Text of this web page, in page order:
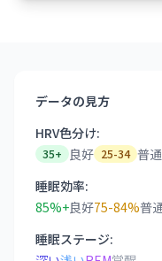
データの見方
HRV色分け:
35+ 良好 25-34 普通
睡眠効率:
85%+良好75-84%普
睡眠ステージ: